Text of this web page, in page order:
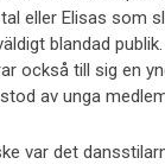
eller Elisas som
blandad
också till sig en
av unga
var det